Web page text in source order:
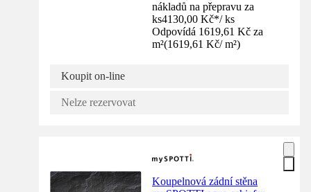
nákladů na přepravu za
ks4130,00 Kč*/ ks
Odpovídá 1619,61 Kč za
m²(1619,61 Kč/ m²)
Koupit on-line
Nelze rezervovat
Koupelnová zádní stěna